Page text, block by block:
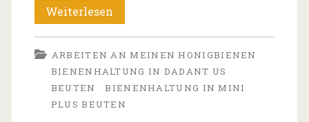
Weiterlesen
an
den
Bienen
–
ARBEITEN AN MEINEN HONIGBIENEN
BIENENHALTUNG IN DADANT US
BEUTEN
BIENENHALTUNG IN MINI
PLUS BEUTEN